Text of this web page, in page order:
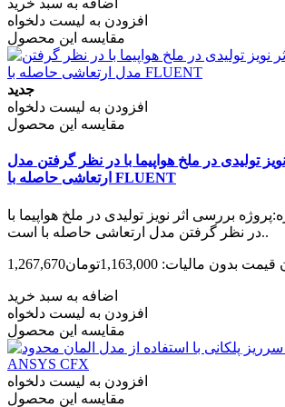
اضافه به سبد خرید
افزودن به لیست دلخواه
مقایسه این محصول
جدید
افزودن به لیست دلخواه
مقایسه این محصول
تولیدی در ملخ هواپیما با در نظر گرفتن مدل
ارتعاشی حاصله با FLUENT‌
بررسی اثر نویز تولیدی در ملخ هواپیما با
در نظر گرفتن مدل ارتعاشی حاصله با است..
قیمت بدون مالیات: 1,163,000تومان
اضافه به سبد خرید
افزودن به لیست دلخواه
مقایسه این محصول
افزودن به لیست دلخواه
مقایسه این محصول